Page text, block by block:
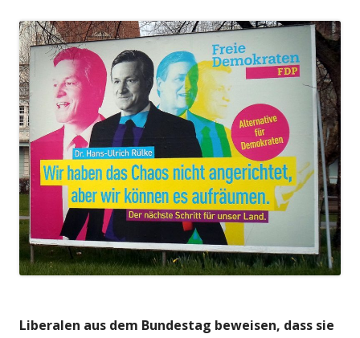
Liberalen aus dem Bundestag beweisen, dass sie